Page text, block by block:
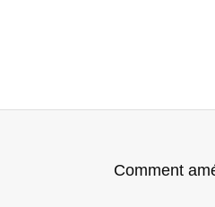
Comment